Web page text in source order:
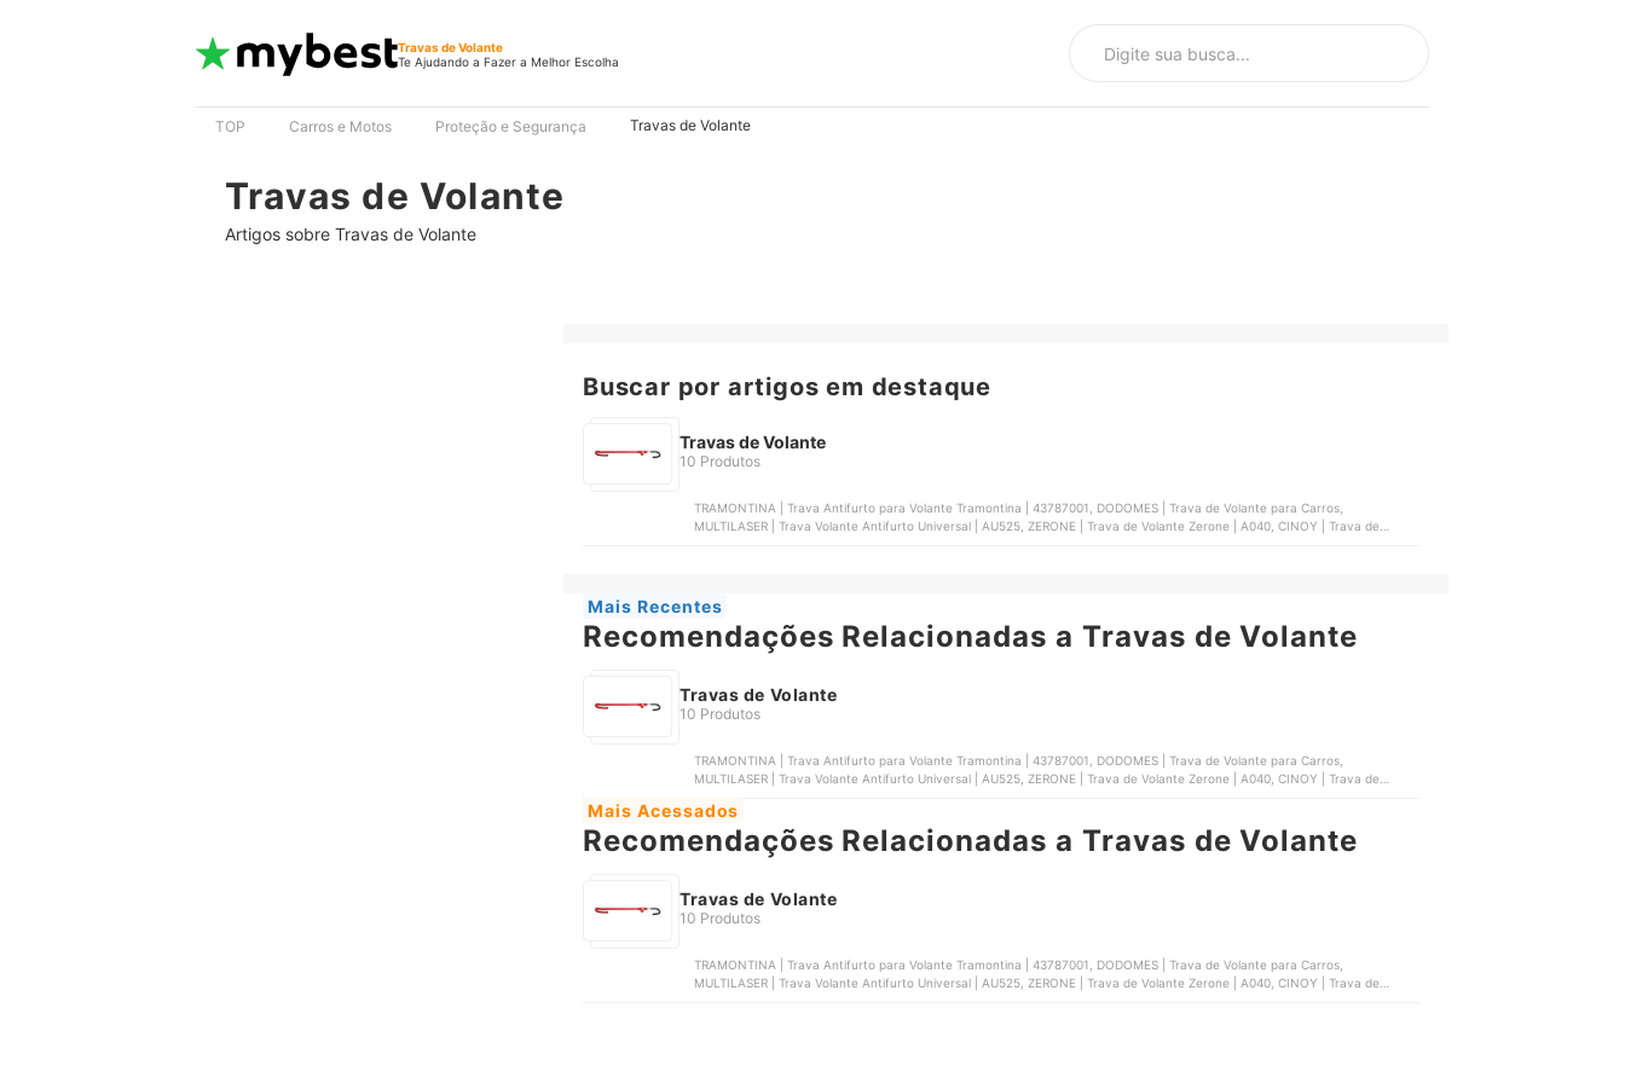
Travas de Volante
Te Ajudando a Fazer a Melhor Escolha
TOP Carros e Motos Proteção e Segurança Travas de Volante
Travas de Volante
Artigos sobre Travas de Volante
Buscar por artigos em destaque
Travas de Volante
10 Produtos
TRAMONTINA | Trava Antifurto para Volante Tramontina | 43787001, DODOMES | Trava de Volante para Carros,
MULTILASER | Trava Volante Antifurto Universal | AU525, ZERONE | Trava de Volante Zerone | A040, CINOY | Trava de
Mais Recentes
Recomendações Relacionadas a Travas de Volante
Travas de Volante
10 Produtos
TRAMONTINA | Trava Antifurto para Volante Tramontina | 43787001, DODOMES | Trava de Volante para Carros,
MULTILASER | Trava Volante Antifurto Universal | AU525, ZERONE | Trava de Volante Zerone | A040, CINOY | Trava de
Mais Acessados
Recomendações Relacionadas a Travas de Volante
Travas de Volante
10 Produtos
TRAMONTINA | Trava Antifurto para Volante Tramontina | 43787001, DODOMES | Trava de Volante para Carros,
MULTILASER | Trava Volante Antifurto Universal | AU525, ZERONE | Trava de Volante Zerone | A040, CINOY | Trava de